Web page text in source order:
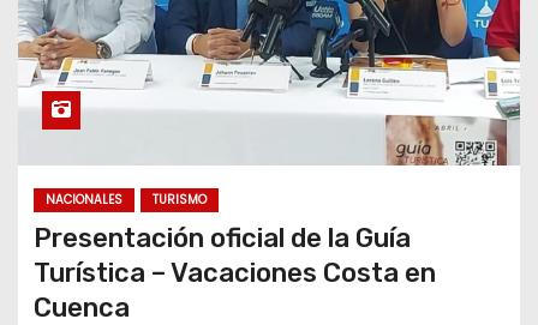
NACIONALES TURISMO
Presentación oficial de la Guía
Turística – Vacaciones Costa en
Cuenca